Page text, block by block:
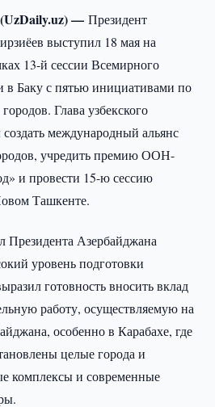
(UzDaily.uz) —Президент
выступил 18 мая на
13-й сессии Всемирного
в Баку с пятью инициативами по
Глава узбекского
международный альянс
учредить премию ООН-
и провести 15-ю сессию
Ташкенте.
Президента Азербайджана
уровень подготовки
готовность вносить вклад
работу, осуществляемую на
особенно в Карабахе, где
целые города и
комплексы и современные